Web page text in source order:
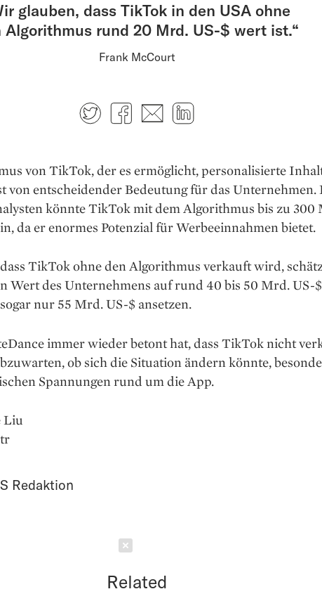
glauben, dass TikTok in den USA ohne
Algorithmus rund 20 Mrd. US-$ wert ist.“
Frank McCourt
TwitterFacebook
E-mail
von TikTok, der es ermöglicht, personalisierte
von entscheidender Bedeutung für das Unternehmen.
könnte TikTok mit dem Algorithmus bis zu 300
da er enormes Potenzial für Werbeeinnahmen bietet.
TikTok ohne den Algorithmus verkauft wird,
Wert des Unternehmens auf rund 40 bis 50 Mrd. US-
nur 55 Mrd. US-$ ansetzen.
immer wieder betont hat, dass TikTok nicht
ob sich die Situation ändern könnte,
Spannungen rund um die App.
Liu
Redaktion
Related